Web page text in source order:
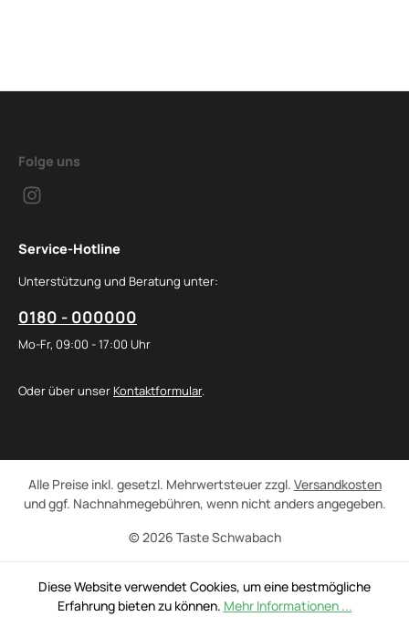
Folge uns
Service-Hotline
Unterstützung und Beratung unter:
0180 - 000000
Mo-Fr, 09:00 - 17:00 Uhr
Oder über unser Kontaktformular.
© 2026 Taste Schwabach
Alle Preise inkl. gesetzl. Mehrwertsteuer zzgl. Versandkosten
und ggf. Nachnahmegebühren, wenn nicht anders angegeben.
Diese Website verwendet Cookies, um eine bestmögliche
Erfahrung bieten zu können. Mehr Informationen ...